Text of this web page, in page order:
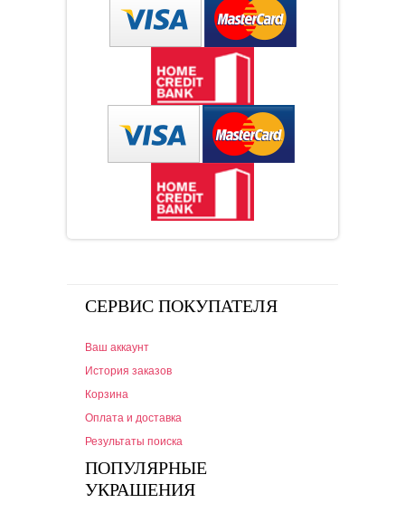
СЕРВИС ПОКУПАТЕЛЯ
Ваш аккаунт
История заказов
Корзина
Оплата и доставка
Результаты поиска
ПОПУЛЯРНЫЕ
УКРАШЕНИЯ